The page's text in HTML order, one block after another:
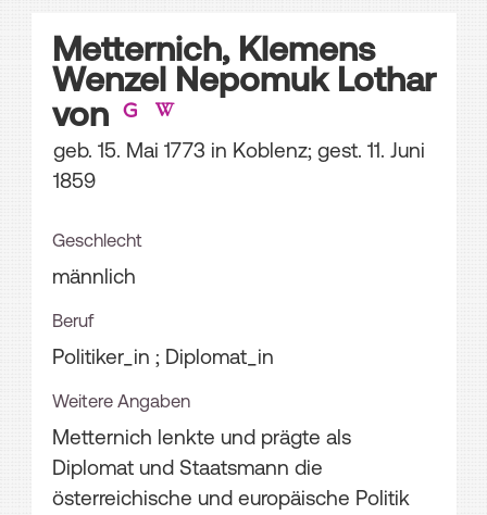
Metternich, Klemens
Wenzel Nepomuk Lothar
von
geb. 15. Mai 1773 in Koblenz; gest. 11. Juni
1859
Geschlecht
männlich
Beruf
Politiker_in ; Diplomat_in
Weitere Angaben
Metternich lenkte und prägte als
Diplomat und Staatsmann die
österreichische und europäische Politik